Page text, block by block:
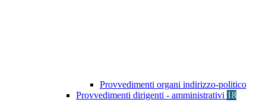
Provvedimenti organi indirizzo-politico
Provvedimenti dirigenti - amministrativi 18